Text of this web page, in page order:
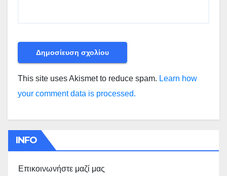
This site uses Akismet to reduce spam. Learn how
your comment data is processed.
INFO
Επικοινωνήστε μαζί μας